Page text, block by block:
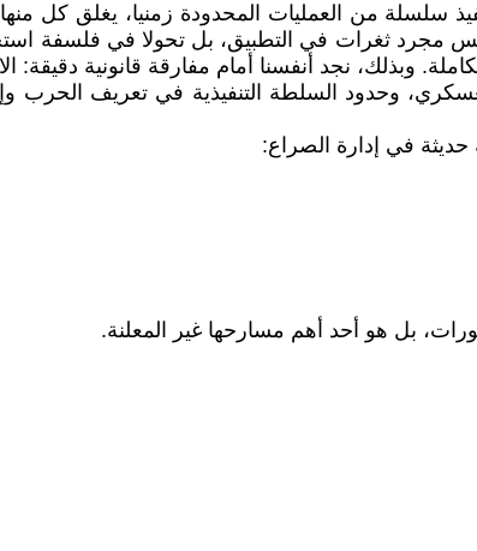
من العمليات المحدودة زمنيا، يغلق كل منها
ثغرات في التطبيق، بل تحولا في فلسفة استخدام
وبذلك، نجد أنفسنا أمام مفارقة قانونية دقيقة:
وحدود السلطة التنفيذية في تعريف الحرب
حديثة في إدارة الصراع:
بل هو أحد أهم مسارحها غير المعلنة.